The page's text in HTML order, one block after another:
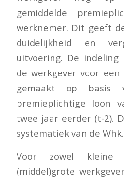
gemiddelde
werknemer. Dit geeft
duidelijkheid en
uitvoering. De
de werkgever voor
gemaakt op basis
premieplichtige loon
twee jaar eerder (t-2).
systematiek van de Whk.
Voor zowel kleine
(middel)grote